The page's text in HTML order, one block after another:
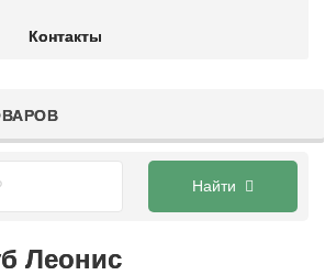
Контакты
Найти
СВИСС КРОНО каталог
КАСПИЙ
Леонис